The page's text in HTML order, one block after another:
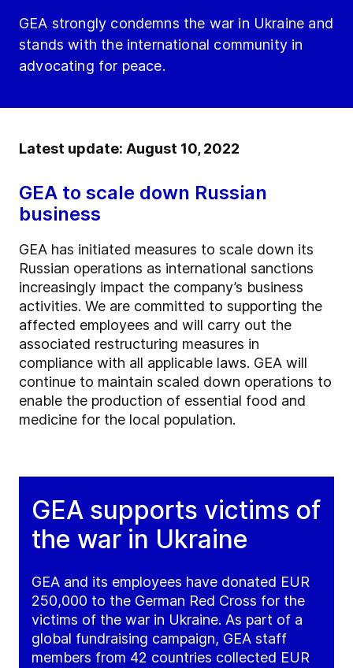
GEA strongly condemns the war in Ukraine and
stands with the international community in
advocating for peace.
Latest update: August 10, 2022
GEA to scale down Russian
business
GEA has initiated measures to scale down its
Russian operations as international sanctions
increasingly impact the company’s business
activities. We are committed to supporting the
affected employees and will carry out the
associated restructuring measures in
compliance with all applicable laws. GEA will
continue to maintain scaled down operations to
enable the production of essential food and
medicine for the local population.
GEA supports victims of
the war in Ukraine
GEA and its employees have donated EUR
250,000 to the German Red Cross for the
victims of the war in Ukraine. As part of a
global fundraising campaign, GEA staff
members from 42 countries collected EUR